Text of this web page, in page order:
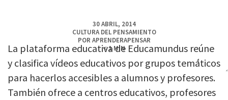
30 ABRIL, 2014
CULTURA DEL PENSAMIENTO
POR APRENDERAPENSAR
< 1 MIN
La plataforma educativa de Educamundus reúne
y clasifica vídeos educativos por grupos temáticos
para hacerlos accesibles a alumnos y profesores.
También ofrece a centros educativos, profesores